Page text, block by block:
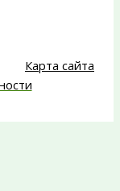
Карта сайта